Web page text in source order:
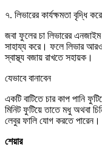
৭. লিভারের কার্যক্ষমতা বৃদ্ধি করে
জবা ফুলের চা লিভারের এনজাইম
সাহায্য করে। ফলে লিভার আরও
স্বাস্থ্য বজায় রাখতে সহায়ক।
যেভাবে বানাবেন
একটি বাটিতে চার কাপ পানি
মিনিট ফুটিয়ে তাতে মধু অথবা
লেবুর ফালি যোগ করতে পারেন।
শেয়ার